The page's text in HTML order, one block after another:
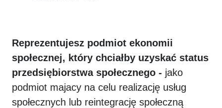
Reprezentujesz podmiot ekonomii
społecznej, który chciałby uzyskać status
przedsiębiorstwa społecznego - jako
podmiot majacy na celu realizację usług
społecznych lub reintegrację społeczną